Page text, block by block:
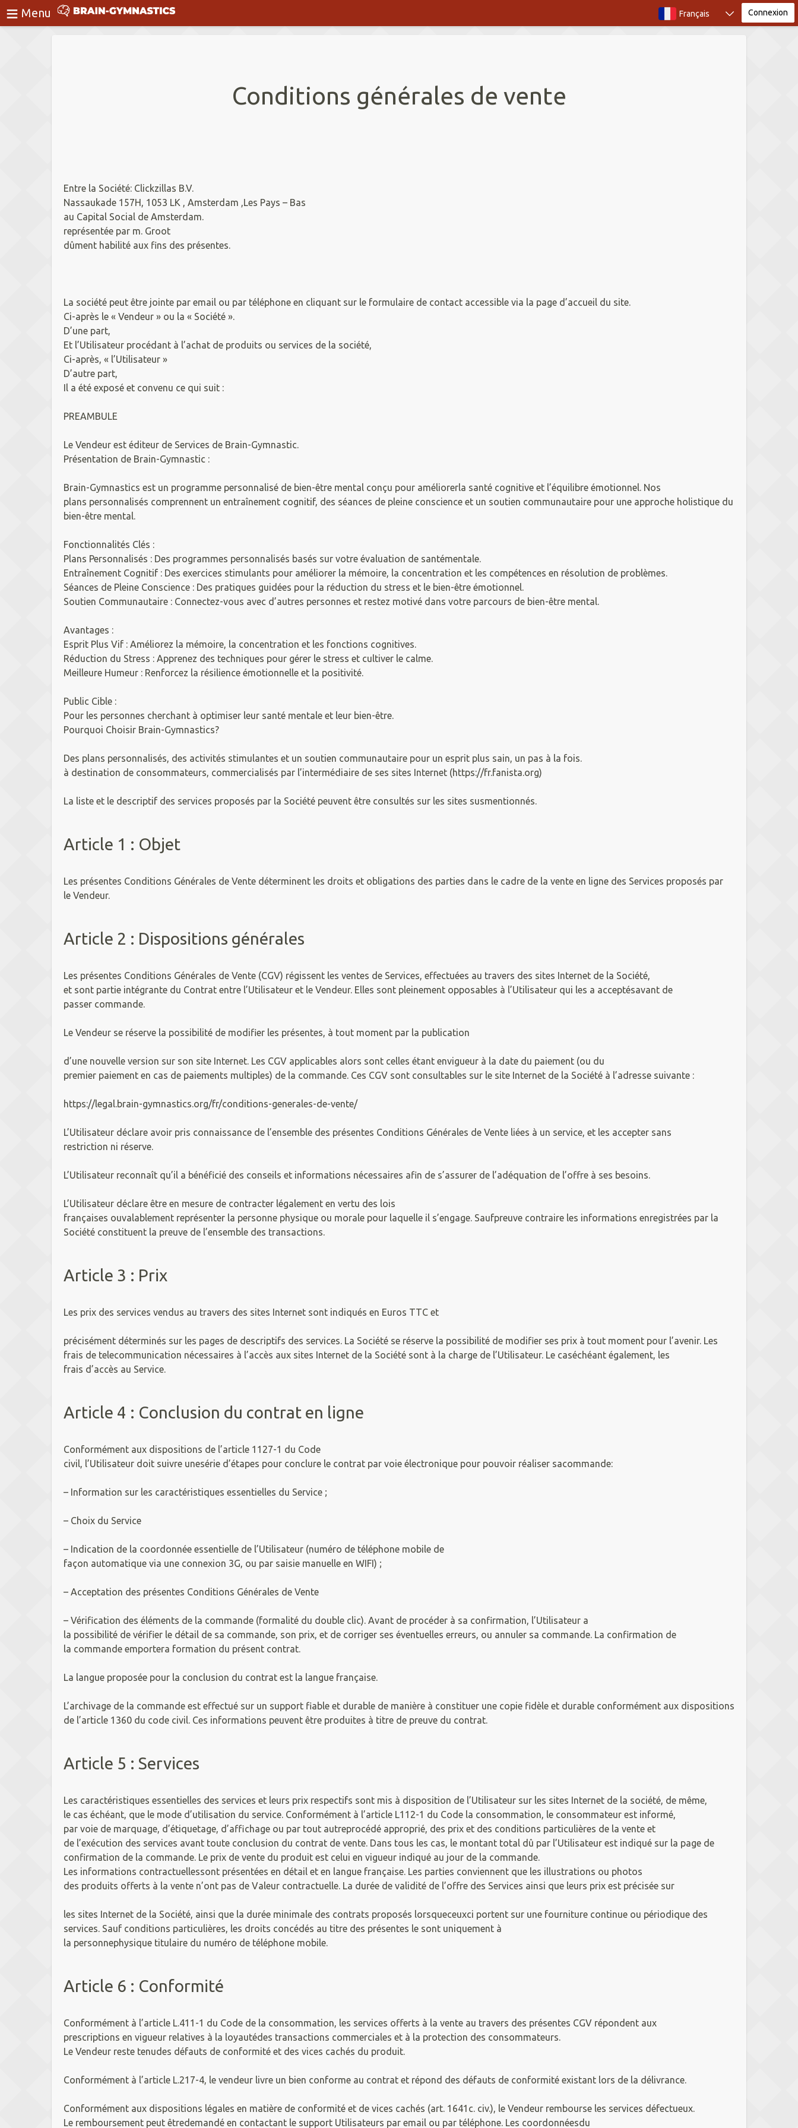
≡ Menu BrainGymnastics Français Connexion
Conditions générales de vente
Entre la Société: Clickzillas B.V.
Nassaukade 157H, 1053 LK , Amsterdam ,Les Pays – Bas
au Capital Social de Amsterdam.
représentée par m. Groot
dûment habilité aux fins des présentes.
La société peut être jointe par email ou par téléphone en cliquant sur le formulaire de contact accessible via la page d’accueil du site.
Ci-après le « Vendeur » ou la « Société ».
D’une part,
Et l’Utilisateur procédant à l’achat de produits ou services de la société,
Ci-après, « l’Utilisateur »
D’autre part,
Il a été exposé et convenu ce qui suit :
PREAMBULE
Le Vendeur est éditeur de Services de Brain-Gymnastic.
Présentation de Brain-Gymnastic :
Brain-Gymnastics est un programme personnalisé de bien-être mental conçu pour améliorerla santé cognitive et l’équilibre émotionnel. Nos
plans personnalisés comprennent un entraînement cognitif, des séances de pleine conscience et un soutien communautaire pour une approche holistique du
bien-être mental.
Fonctionnalités Clés :
Plans Personnalisés : Des programmes personnalisés basés sur votre évaluation de santémentale.
Entraînement Cognitif : Des exercices stimulants pour améliorer la mémoire, la concentration et les compétences en résolution de problèmes.
Séances de Pleine Conscience : Des pratiques guidées pour la réduction du stress et le bien-être émotionnel.
Soutien Communautaire : Connectez-vous avec d’autres personnes et restez motivé dans votre parcours de bien-être mental.
Avantages :
Esprit Plus Vif : Améliorez la mémoire, la concentration et les fonctions cognitives.
Réduction du Stress : Apprenez des techniques pour gérer le stress et cultiver le calme.
Meilleure Humeur : Renforcez la résilience émotionnelle et la positivité.
Public Cible :
Pour les personnes cherchant à optimiser leur santé mentale et leur bien-être.
Pourquoi Choisir Brain-Gymnastics?
Des plans personnalisés, des activités stimulantes et un soutien communautaire pour un esprit plus sain, un pas à la fois.
à destination de consommateurs, commercialisés par l’intermédiaire de ses sites Internet (https://fr.fanista.org)
La liste et le descriptif des services proposés par la Société peuvent être consultés sur les sites susmentionnés.
Article 1 : Objet
Les présentes Conditions Générales de Vente déterminent les droits et obligations des parties dans le cadre de la vente en ligne des Services proposés par
le Vendeur.
Article 2 : Dispositions générales
Les présentes Conditions Générales de Vente (CGV) régissent les ventes de Services, effectuées au travers des sites Internet de la Société,
et sont partie intégrante du Contrat entre l’Utilisateur et le Vendeur. Elles sont pleinement opposables à l’Utilisateur qui les a acceptésavant de
passer commande.
Le Vendeur se réserve la possibilité de modifier les présentes, à tout moment par la publication
d’une nouvelle version sur son site Internet. Les CGV applicables alors sont celles étant envigueur à la date du paiement (ou du
premier paiement en cas de paiements multiples) de la commande. Ces CGV sont consultables sur le site Internet de la Société à l’adresse suivante :
https://legal.brain-gymnastics.org/fr/conditions-generales-de-vente/
L’Utilisateur déclare avoir pris connaissance de l’ensemble des présentes Conditions Générales de Vente liées à un service, et les accepter sans
restriction ni réserve.
L’Utilisateur reconnaît qu’il a bénéficié des conseils et informations nécessaires afin de s’assurer de l’adéquation de l’offre à ses besoins.
L’Utilisateur déclare être en mesure de contracter légalement en vertu des lois
françaises ouvalablement représenter la personne physique ou morale pour laquelle il s’engage. Saufpreuve contraire les informations enregistrées par la
Société constituent la preuve de l’ensemble des transactions.
Article 3 : Prix
Les prix des services vendus au travers des sites Internet sont indiqués en Euros TTC et
précisément déterminés sur les pages de descriptifs des services. La Société se réserve la possibilité de modifier ses prix à tout moment pour l’avenir. Les
frais de telecommunication nécessaires à l’accès aux sites Internet de la Société sont à la charge de l’Utilisateur. Le caséchéant également, les
frais d’accès au Service.
Article 4 : Conclusion du contrat en ligne
Conformément aux dispositions de l’article 1127-1 du Code
civil, l’Utilisateur doit suivre unesérie d’étapes pour conclure le contrat par voie électronique pour pouvoir réaliser sacommande:
– Information sur les caractéristiques essentielles du Service ;
– Choix du Service
– Indication de la coordonnée essentielle de l’Utilisateur (numéro de téléphone mobile de
façon automatique via une connexion 3G, ou par saisie manuelle en WIFI) ;
– Acceptation des présentes Conditions Générales de Vente
– Vérification des éléments de la commande (formalité du double clic). Avant de procéder à sa confirmation, l’Utilisateur a
la possibilité de vérifier le détail de sa commande, son prix, et de corriger ses éventuelles erreurs, ou annuler sa commande. La confirmation de
la commande emportera formation du présent contrat.
La langue proposée pour la conclusion du contrat est la langue française.
L’archivage de la commande est effectué sur un support fiable et durable de manière à constituer une copie fidèle et durable conformément aux dispositions
de l’article 1360 du code civil. Ces informations peuvent être produites à titre de preuve du contrat.
Article 5 : Services
Les caractéristiques essentielles des services et leurs prix respectifs sont mis à disposition de l’Utilisateur sur les sites Internet de la société, de même,
le cas échéant, que le mode d’utilisation du service. Conformément à l’article L112-1 du Code la consommation, le consommateur est informé,
par voie de marquage, d’étiquetage, d’affichage ou par tout autreprocédé approprié, des prix et des conditions particulières de la vente et
de l’exécution des services avant toute conclusion du contrat de vente. Dans tous les cas, le montant total dû par l’Utilisateur est indiqué sur la page de
confirmation de la commande. Le prix de vente du produit est celui en vigueur indiqué au jour de la commande.
Les informations contractuellessont présentées en détail et en langue française. Les parties conviennent que les illustrations ou photos
des produits offerts à la vente n’ont pas de Valeur contractuelle. La durée de validité de l’offre des Services ainsi que leurs prix est précisée sur
les sites Internet de la Société, ainsi que la durée minimale des contrats proposés lorsqueceuxci portent sur une fourniture continue ou périodique des
services. Sauf conditions particulières, les droits concédés au titre des présentes le sont uniquement à
la personnephysique titulaire du numéro de téléphone mobile.
Article 6 : Conformité
Conformément à l’article L.411-1 du Code de la consommation, les services offerts à la vente au travers des présentes CGV répondent aux
prescriptions en vigueur relatives à la loyautédes transactions commerciales et à la protection des consommateurs.
Le Vendeur reste tenudes défauts de conformité et des vices cachés du produit.
Conformément à l’article L.217-4, le vendeur livre un bien conforme au contrat et répond des défauts de conformité existant lors de la délivrance.
Conformément aux dispositions légales en matière de conformité et de vices cachés (art. 1641c. civ.), le Vendeur rembourse les services défectueux.
Le remboursement peut êtredemandé en contactant le support Utilisateurs par email ou par téléphone. Les coordonnéesdu